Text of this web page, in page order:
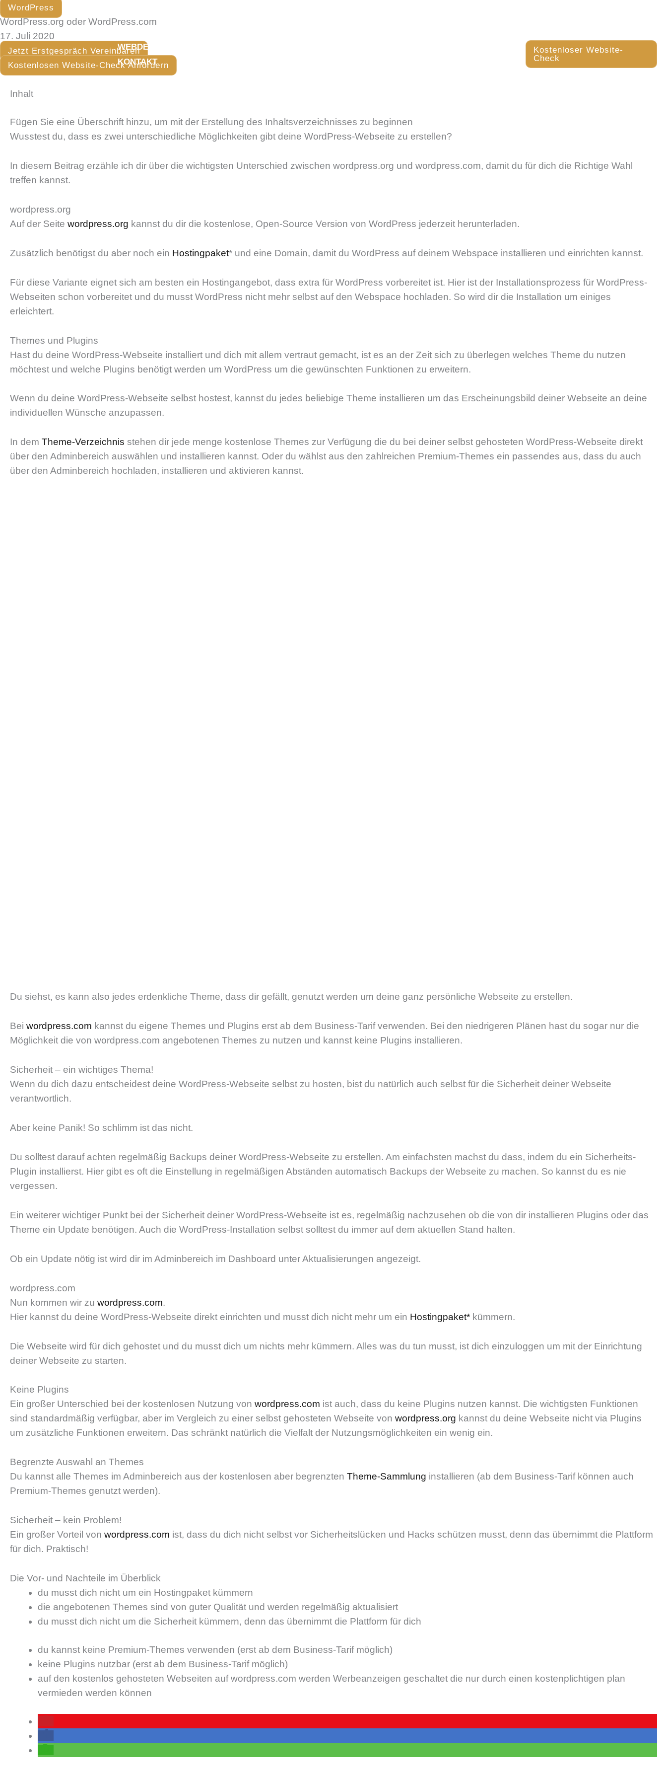
Zum
Inhalt
springen
WEBDESIGN
KONTAKT
Kostenloser Website-
Check
WordPress
WordPress.org oder WordPress.com
17. Juli 2020
Jetzt Erstgespräch Vereinbaren
Kostenlosen Website-Check Anfordern
Inhalt
Fügen Sie eine Überschrift hinzu, um mit der Erstellung des Inhaltsverzeichnisses zu beginnen
Wusstest du, dass es zwei unterschiedliche Möglichkeiten gibt deine WordPress-Webseite zu erstellen?
In diesem Beitrag erzähle ich dir über die wichtigsten Unterschied zwischen wordpress.org und wordpress.com, damit du für dich die Richtige Wahl
treffen kannst.
wordpress.org
Auf der Seite wordpress.org kannst du dir die kostenlose, Open-Source Version von WordPress jederzeit herunterladen.
Zusätzlich benötigst du aber noch ein Hostingpaket* und eine Domain, damit du WordPress auf deinem Webspace installieren und einrichten kannst.
Für diese Variante eignet sich am besten ein Hostingangebot, dass extra für WordPress vorbereitet ist. Hier ist der Installationsprozess für WordPress-
Webseiten schon vorbereitet und du musst WordPress nicht mehr selbst auf den Webspace hochladen. So wird dir die Installation um einiges
erleichtert.
Themes und Plugins
Hast du deine WordPress-Webseite installiert und dich mit allem vertraut gemacht, ist es an der Zeit sich zu überlegen welches Theme du nutzen
möchtest und welche Plugins benötigt werden um WordPress um die gewünschten Funktionen zu erweitern.
Wenn du deine WordPress-Webseite selbst hostest, kannst du jedes beliebige Theme installieren um das Erscheinungsbild deiner Webseite an deine
individuellen Wünsche anzupassen.
In dem Theme-Verzeichnis stehen dir jede menge kostenlose Themes zur Verfügung die du bei deiner selbst gehosteten WordPress-Webseite direkt
über den Adminbereich auswählen und installieren kannst. Oder du wählst aus den zahlreichen Premium-Themes ein passendes aus, dass du auch
über den Adminbereich hochladen, installieren und aktivieren kannst.
Du siehst, es kann also jedes erdenkliche Theme, dass dir gefällt, genutzt werden um deine ganz persönliche Webseite zu erstellen.
Bei wordpress.com kannst du eigene Themes und Plugins erst ab dem Business-Tarif verwenden. Bei den niedrigeren Plänen hast du sogar nur die
Möglichkeit die von wordpress.com angebotenen Themes zu nutzen und kannst keine Plugins installieren.
Sicherheit – ein wichtiges Thema!
Wenn du dich dazu entscheidest deine WordPress-Webseite selbst zu hosten, bist du natürlich auch selbst für die Sicherheit deiner Webseite
verantwortlich.
Aber keine Panik! So schlimm ist das nicht.
Du solltest darauf achten regelmäßig Backups deiner WordPress-Webseite zu erstellen. Am einfachsten machst du dass, indem du ein Sicherheits-
Plugin installierst. Hier gibt es oft die Einstellung in regelmäßigen Abständen automatisch Backups der Webseite zu machen. So kannst du es nie
vergessen.
Ein weiterer wichtiger Punkt bei der Sicherheit deiner WordPress-Webseite ist es, regelmäßig nachzusehen ob die von dir installieren Plugins oder das
Theme ein Update benötigen. Auch die WordPress-Installation selbst solltest du immer auf dem aktuellen Stand halten.
Ob ein Update nötig ist wird dir im Adminbereich im Dashboard unter Aktualisierungen angezeigt.
wordpress.com
Nun kommen wir zu wordpress.com.
Hier kannst du deine WordPress-Webseite direkt einrichten und musst dich nicht mehr um ein Hostingpaket* kümmern.
Die Webseite wird für dich gehostet und du musst dich um nichts mehr kümmern. Alles was du tun musst, ist dich einzuloggen um mit der Einrichtung
deiner Webseite zu starten.
Keine Plugins
Ein großer Unterschied bei der kostenlosen Nutzung von wordpress.com ist auch, dass du keine Plugins nutzen kannst. Die wichtigsten Funktionen
sind standardmäßig verfügbar, aber im Vergleich zu einer selbst gehosteten Webseite von wordpress.org kannst du deine Webseite nicht via Plugins
um zusätzliche Funktionen erweitern. Das schränkt natürlich die Vielfalt der Nutzungsmöglichkeiten ein wenig ein.
Begrenzte Auswahl an Themes
Du kannst alle Themes im Adminbereich aus der kostenlosen aber begrenzten Theme-Sammlung installieren (ab dem Business-Tarif können auch
Premium-Themes genutzt werden).
Sicherheit – kein Problem!
Ein großer Vorteil von wordpress.com ist, dass du dich nicht selbst vor Sicherheitslücken und Hacks schützen musst, denn das übernimmt die Plattform
für dich. Praktisch!
Die Vor- und Nachteile im Überblick
du musst dich nicht um ein Hostingpaket kümmern
die angebotenen Themes sind von guter Qualität und werden regelmäßig aktualisiert
du musst dich nicht um die Sicherheit kümmern, denn das übernimmt die Plattform für dich
du kannst keine Premium-Themes verwenden (erst ab dem Business-Tarif möglich)
keine Plugins nutzbar (erst ab dem Business-Tarif möglich)
auf den kostenlos gehosteten Webseiten auf wordpress.com werden Werbeanzeigen geschaltet die nur durch einen kostenplichtigen plan
vermieden werden können